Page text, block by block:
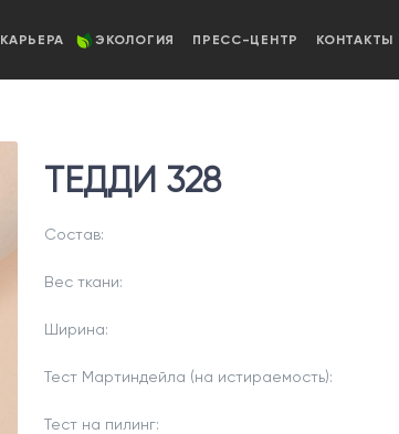
КАРЬЕРА ЭКОЛОГИЯ ПРЕСС-ЦЕНТР КОНТАКТЫ
ТЕДДИ 328
Состав:
Вес ткани:
Ширина:
Тест Мартиндейла (на истираемость):
Тест на пилинг: